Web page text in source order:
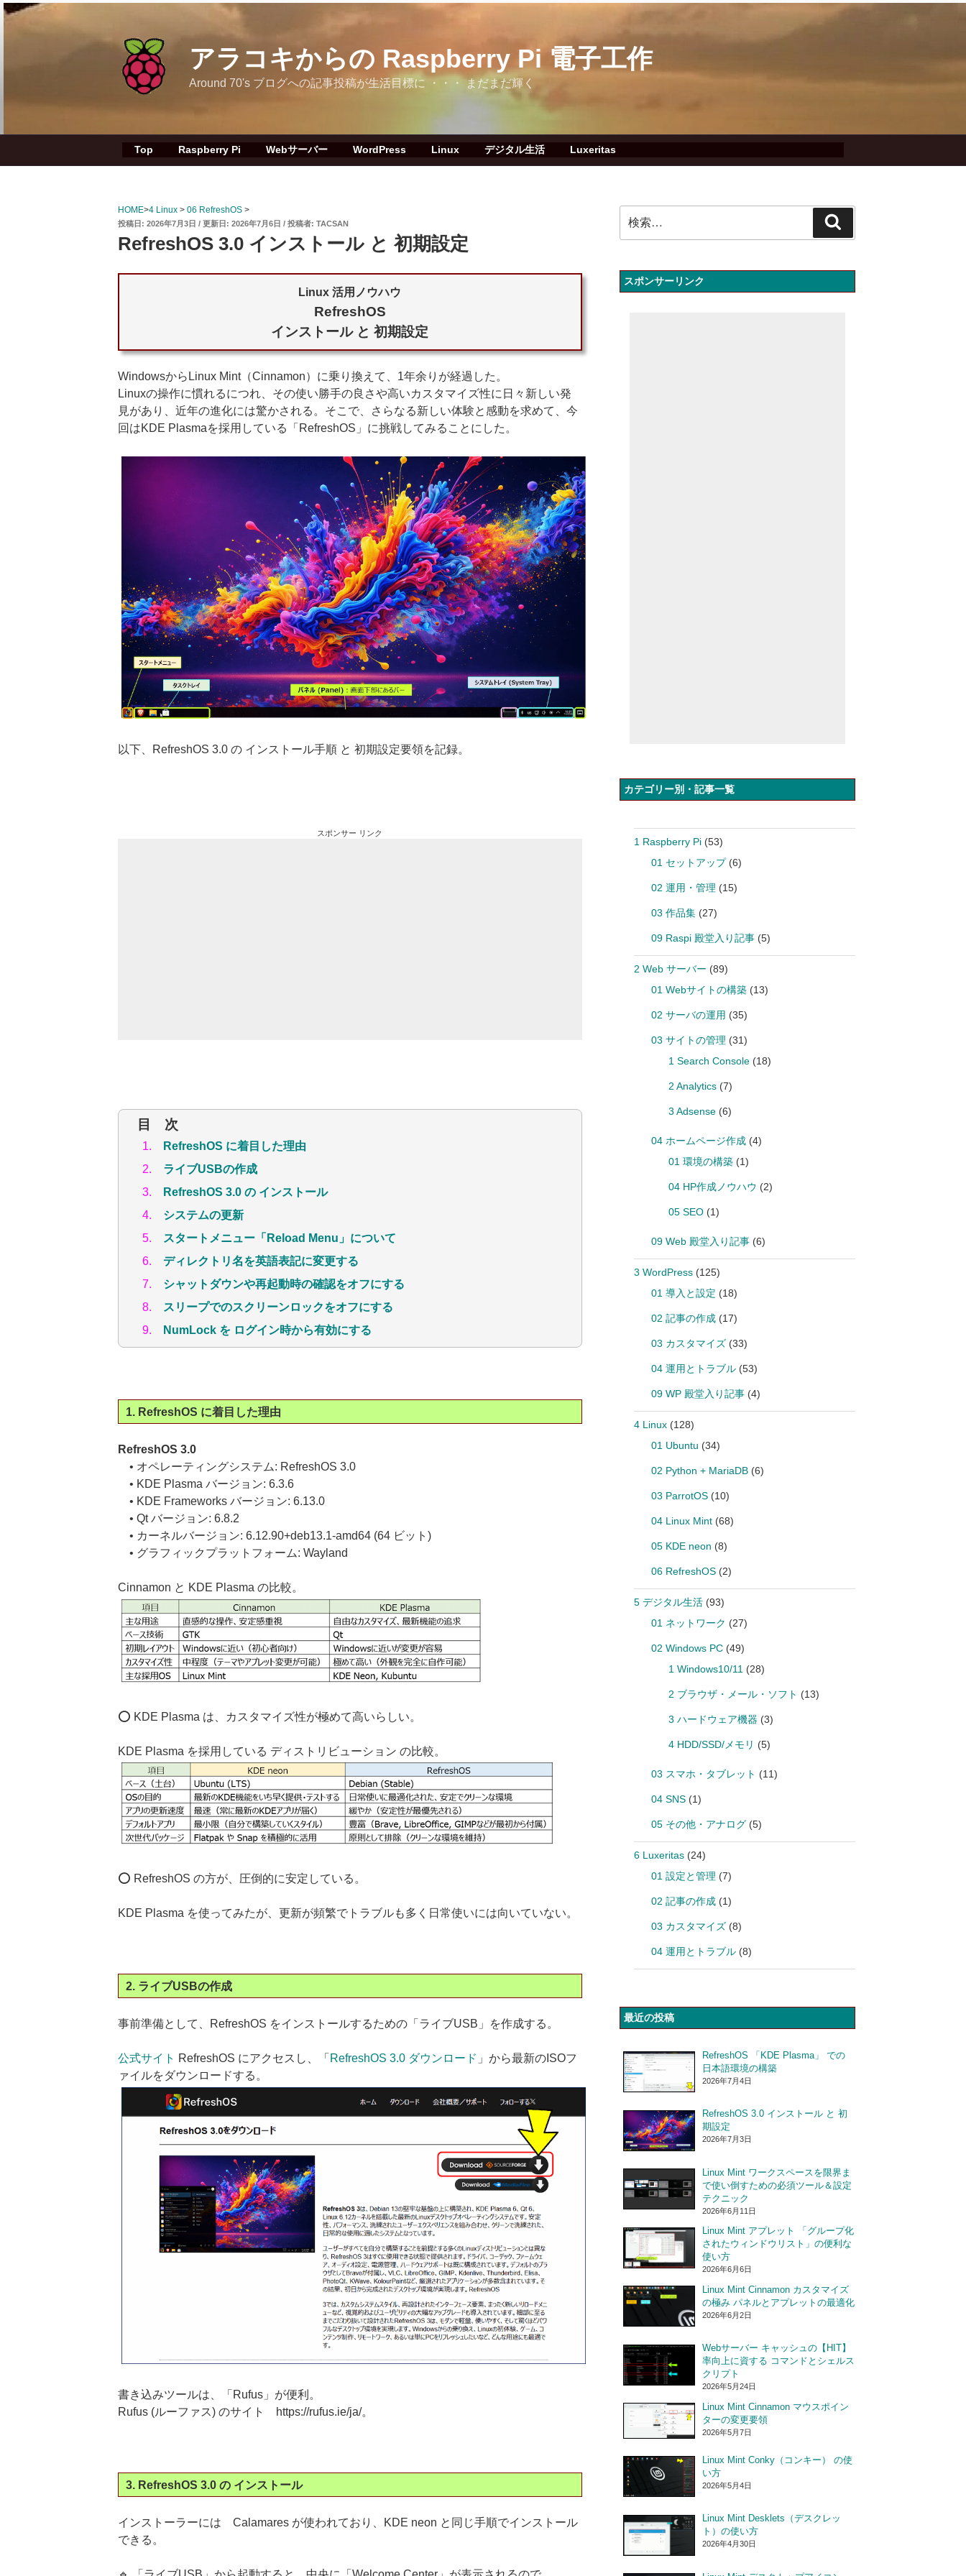
コ
プ
アラコキからの Raspberry Pi 電子工作
Around 70's ブログへの記事投稿が生活目標に ・・・ まだまだ輝く
Top Raspberry Pi Webサーバー WordPress Linux デジタル生活 Luxeritas
HOME>4 Linux> 06 RefreshOS>
投
日:
2026年7月3日 2026年7月6日 投稿者: TACSAN
RefreshOS 3.0 インストール と 初期設定
Linux 活用ノウハウ
RefreshOS
インストール と 初期設定
WindowsからLinux Mint（Cinnamon）に乗り換えて、1年余りが経過した。
Linuxの操作に慣れるにつれ、その使い勝手の良さや高いカスタマイズ性に日々新しい発
見があり、近年の進化には驚かされる。そこで、さらなる新しい体験と感動を求めて、今
回はKDE Plasmaを採用している「RefreshOS」に挑戦してみることにした。
以下、RefreshOS 3.0 の インストール手順 と 初期設定要領を記録。
スポンサー リンク
目 次
1.
RefreshOS に着目した理由
2. ライブUSBの作成
3.
RefreshOS 3.0 の インストール
4. システムの更新
5.
スタートメニュー「Reload Menu」について
6. ディレクトリ名を英語表記に変更する
7. シャットダウンや再起動時の確認をオフにする
8.
スリープでのスクリーンロックをオフにする
9.
NumLock を ログイン時から有効にする
1. RefreshOS に着目した理由
RefreshOS 3.0
• オペレーティングシステム: RefreshOS 3.0
• KDE Plasma バージョン: 6.3.6
• KDE Frameworks バージョン: 6.13.0
• Qt バージョン: 6.8.2
• カーネルバージョン: 6.12.90+deb13.1-amd64 (64 ビット)
• グラフィックプラットフォーム: Wayland
Cinnamon と KDE Plasma の比較。
⭕ KDE Plasma は、カスタマイズ性が極めて高いらしい。
KDE Plasma を採用している ディストリビューション の比較。
⭕ RefreshOS の方が、圧倒的に安定している。
KDE Plasma を使ってみたが、更新が頻繁でトラブルも多く日常使いには向いていない。
2. ライブUSBの作成
事前準備として、RefreshOS をインストールするための「ライブUSB」を作成する。
公式サイト RefreshOS にアクセスし、「 RefreshOS 3.0 ダウンロード 」から最新のISOフ
ァイルをダウンロードする。
書き込みツールは、「Rufus」が便利。
Rufus (ルーファス) のサイト https://rufus.ie/ja/。
3. RefreshOS 3.0 の インストール
インストーラーには Calamares が使われており、KDE neon と同じ手順でインストール
できる。
索:
索
スポンサーリンク
カテゴリー別・記事一覧
1 Raspberry Pi(53)
01 セットアップ(6)
02 運用・管理 (15)
03 作品集(27)
09 Raspi 殿堂入り記事(5)
2 Web サーバー (89)
01 Webサイトの構築(13)
02 サーバの運用 (35)
03 サイトの管理 (31)
1 Search Console(18)
2 Analytics(7)
3 Adsense(6)
04 ホームページ作成(4)
01 環境の構築(1)
04 HP作成ノウハウ (2)
05 SEO(1)
09 Web 殿堂入り記事(6)
3 WordPress(125)
01 導入と設定 (18)
02 記事の作成(17)
03 カスタマイズ(33)
04 運用とトラブル(53)
09 WP 殿堂入り記事(4)
4 Linux(128)
01 Ubuntu (34)
02 Python + MariaDB(6)
03 ParrotOS(10)
04 Linux Mint(68)
05 KDE neon (8)
06 RefreshOS(2)
5 デジタル生活(93)
01 ネットワーク (27)
02 Windows PC(49)
1 Windows10/11 (28)
2 ブラウザ・メール・ソフト (13)
3 ハードウェア機器 (3)
4 HDD/SSD/メモリ (5)
03 スマホ・タブレット (11)
04 SNS(1)
05 その他・アナログ(5)
6 Luxeritas(24)
01 設定と管理 (7)
02 記事の作成(1)
03 カスタマイズ(8)
04 運用とトラブル(8)
最近の投稿
RefreshOS 「KDE Plasma」 での
日本語環境の構築
2026年7月4日
RefreshOS 3.0 インストール と 初
期設定
2026年7月3日
Linux Mint ワークスペースを限界ま
で使い倒すための必須ツール＆設定
テクニック
2026年6月11日
Linux Mint アプレット 「グループ化
されたウィンドウリスト」の便利な
使い方
2026年6月6日
Linux Mint Cinnamon カスタマイズ
の極み パネルとアプレットの最適化
2026年6月2日
Webサーバー キャッシュの【HIT】
率向上に資する コマンドとシェルス
クリプト
2026年5月24日
Linux Mint Cinnamon マウスポイン
ターの変更要領
2026年5月7日
Linux Mint Conky（コンキー） の使
い方
2026年5月4日
Linux Mint Desklets（デスクレッ
ト）の使い方
2026年4月30日